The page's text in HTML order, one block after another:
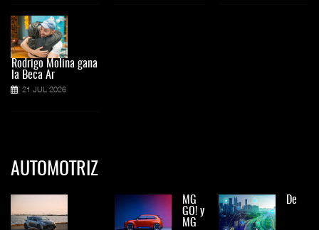
Rodrigo Molina gana
la Beca Ar
21 JUL 2026
AUTOMOTRIZ
MG
GO! y
MG
De